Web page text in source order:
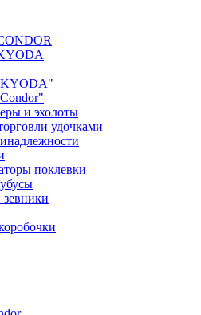
и эхолоты
удочками
поклевки